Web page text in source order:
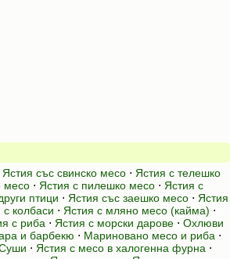
Ястия със свинско месо ⋅ Ястия с телешко
месо ⋅ Ястия с пилешко месо ⋅ Ястия с
птици ⋅ Ястия със заешко месо ⋅ Ястия
с колбаси ⋅ Ястия с мляно месо (кайма) ⋅
с риба ⋅ Ястия с морски дарове ⋅ Охлюви
и барбекю ⋅ Мариновано месо и риба ⋅
⋅ Ястия с месо в халогенна фурна ⋅